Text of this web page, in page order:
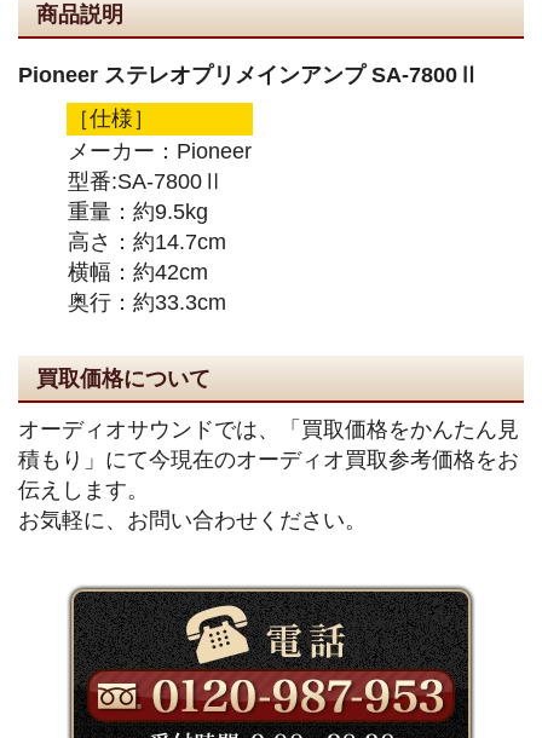
商品説明
Pioneer ステレオプリメインアンプ SA-7800Ⅱ
［仕様］
メーカー：Pioneer
型番:SA-7800Ⅱ
重量：約9.5kg
高さ：約14.7cm
横幅：約42cm
奥行：約33.3cm
買取価格について
オーディオサウンドでは、「買取価格をかんたん見
積もり」にて今現在のオーディオ買取参考価格をお
伝えします。
お気軽に、お問い合わせください。